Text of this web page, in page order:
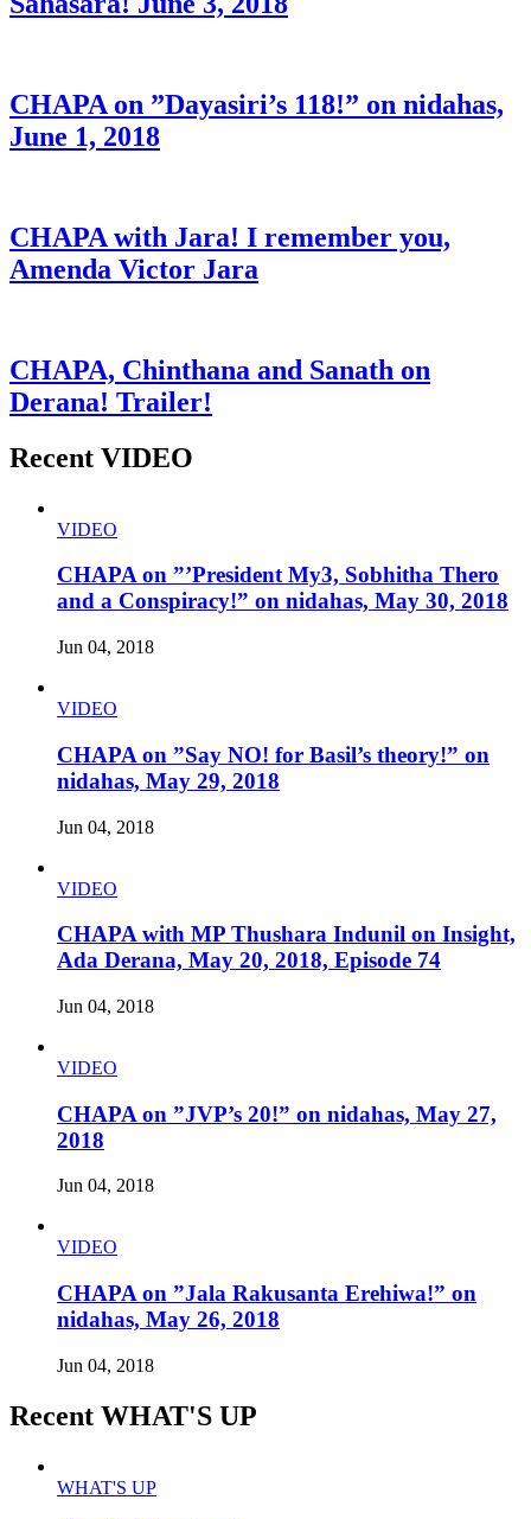
CHAPA on ”Dayasiri’s 118!” on nidahas,
June 1, 2018
CHAPA with Jara! I remember you,
Amenda Victor Jara
CHAPA, Chinthana and Sanath on
Derana! Trailer!
Recent VIDEO
VIDEO
CHAPA on ”’President My3, Sobhitha Thero
and a Conspiracy!” on nidahas, May 30, 2018
Jun 04, 2018
VIDEO
CHAPA on ”Say NO! for Basil’s theory!” on
nidahas, May 29, 2018
Jun 04, 2018
VIDEO
CHAPA with MP Thushara Indunil on Insight,
Ada Derana, May 20, 2018, Episode 74
Jun 04, 2018
VIDEO
CHAPA on ”JVP’s 20!” on nidahas, May 27,
2018
Jun 04, 2018
VIDEO
CHAPA on ”Jala Rakusanta Erehiwa!” on
nidahas, May 26, 2018
Jun 04, 2018
Recent WHAT'S UP
WHAT'S UP